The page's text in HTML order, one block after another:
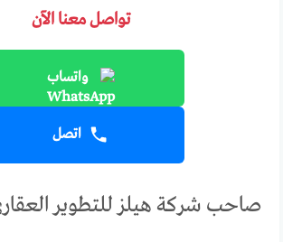
تواصل معنا الآن
واتساب
اتصل
صاحب شركة هيلز للتطوير